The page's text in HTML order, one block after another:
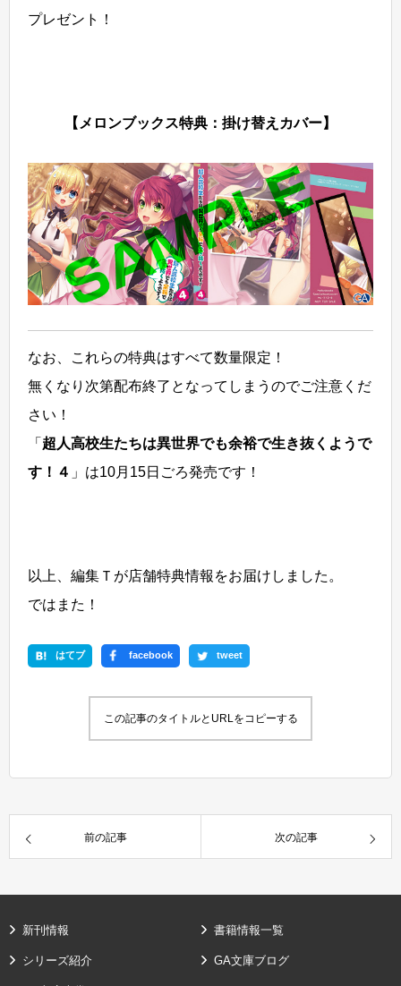
プレゼント！
【メロンブックス特典：掛け替えカバー】
なお、これらの特典はすべて数量限定！
無くなり次第配布終了となってしまうのでご注意くだ
さい！
「 超人高校生たちは異世界でも余裕で生き抜くようで
す！４ 」は10月15日ごろ発売です！
以上、編集Ｔが店舗特典情報をお届けしました。
ではまた！
はてブ facebook tweet
この記事のタイトルとURLをコピーする
前の記事 次の記事
新刊情報 書籍情報一覧
シリーズ紹介 GA文庫ブログ